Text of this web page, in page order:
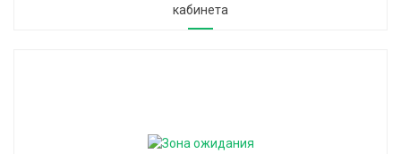
кабинета